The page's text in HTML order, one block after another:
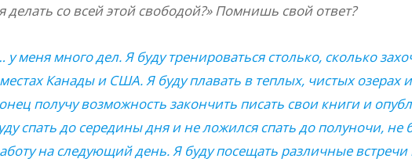
делать со всей этой свободой?» Помнишь свой ответ?
у меня много дел. Я буду тренироваться столько, сколько
Канады и США. Я буду плавать в теплых, чистых озерах
получу возможность закончить писать свои книги и
спать до середины дня и не ложился спать до полуночи, не
на следующий день. Я буду посещать различные